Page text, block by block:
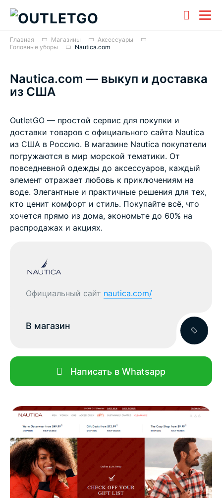
Главная Магазины
Аксессуары
Головные уборы
Nautica.com
Nautica.com — выкуп и доставка
из США
OutletGO — простой сервис для покупки и
доставки товаров с официального сайта Nautica
из США в Россию. В магазине Nautica покупатели
погружаются в мир морской тематики. От
повседневной одежды до аксессуаров, каждый
элемент отражает любовь к приключениям на
воде. Элегантные и практичные решения для тех,
кто ценит комфорт и стиль. Покупайте всё, что
хочется прямо из дома, экономьте до 60% на
распродажах и акциях.
Официальный сайт nautica.com/
В магазин
Написать в Whatsapp